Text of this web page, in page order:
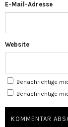
E-Mail-Adresse
Website
Benachrichtige
Benachrichtige